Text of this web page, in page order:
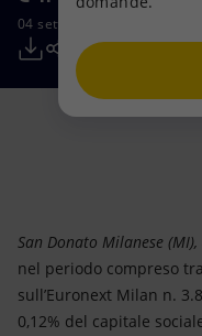
Persone e
Net Zero
Modello satellitare
Scenari energetici
Tecnologie per la
Collaborazioni per
Attività nel mondo
Imprese
Mobilità
04 settembre 2024 - 12:32
San Donato Milanese
nel periodo compreso
sull’Euronext Milan n.
0,12% del capitale